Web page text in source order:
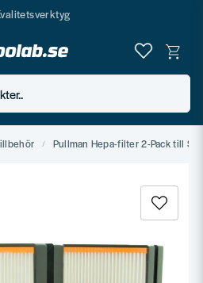
över 999 SEK*
för alla
i Göteborg
Pullman Hepa-filter 2-Pack till